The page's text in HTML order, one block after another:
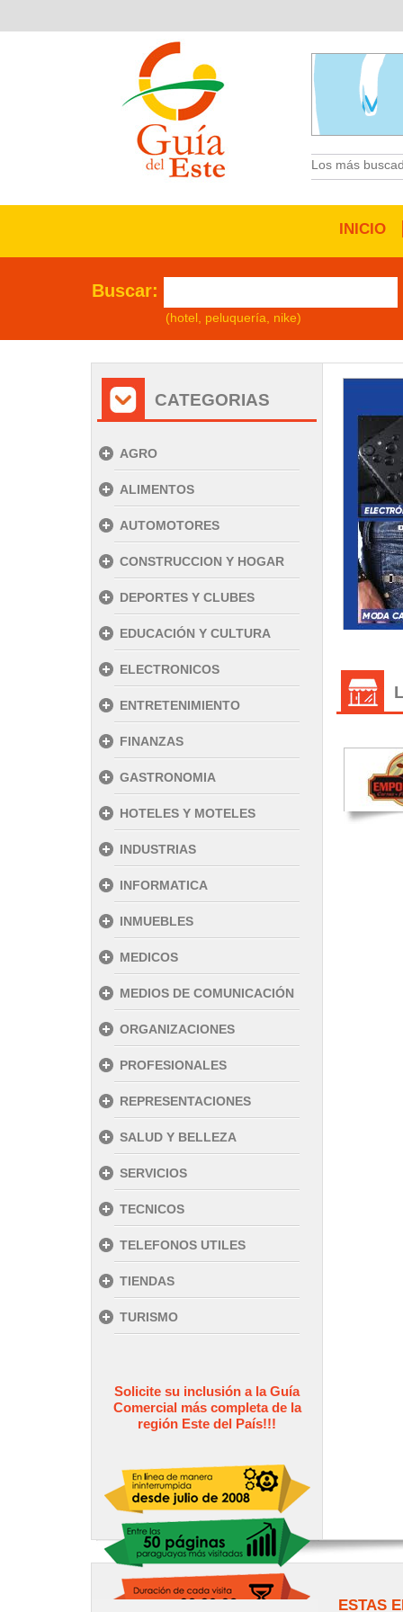
Los más
INICIO
Buscar:
(hotel, peluquería, nike)
CATEGORIAS
AGRO
ALIMENTOS
AUTOMOTORES
CONSTRUCCION Y HOGAR
DEPORTES Y CLUBES
EDUCACIÓN Y CULTURA
ELECTRONICOS
ENTRETENIMIENTO
FINANZAS
GASTRONOMIA
HOTELES Y MOTELES
INDUSTRIAS
INFORMATICA
INMUEBLES
MEDICOS
MEDIOS DE COMUNICACIÓN
ORGANIZACIONES
PROFESIONALES
REPRESENTACIONES
SALUD Y BELLEZA
SERVICIOS
TECNICOS
TELEFONOS UTILES
TIENDAS
TURISMO
Solicite su inclusión a la Guía
Comercial más completa de la
región Este del País!!!
/
ESTAS